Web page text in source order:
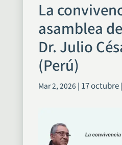
La
asamblea
Dr. Julio
(Perú)
Mar 2, 2026 | 17 octubre|